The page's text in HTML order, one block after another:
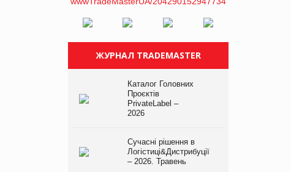
ЖУРНАЛ TRADEMASTER
Каталог Головних
Проєктів
PrivateLabel –
2026
Сучасні рішення в
Логістиці&Дистрибуції
– 2026. Травень